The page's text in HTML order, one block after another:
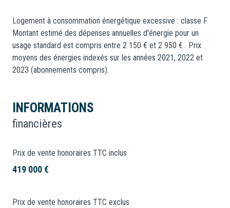
Logement à consommation énergétique excessive : classe F
Montant estimé des dépenses annuelles d'énergie pour un
usage standard est compris entre 2 150 € et 2 950 € . Prix
moyens des énergies indexés sur les années 2021, 2022 et
2023 (abonnements compris).
INFORMATIONS
financières
Prix de vente honoraires TTC inclus
419 000 €
Prix de vente honoraires TTC exclus